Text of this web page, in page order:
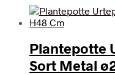
Plantepotte
Sort Metal